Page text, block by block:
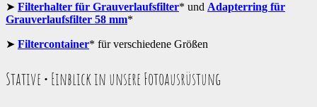
➤ Filterhalter für Grauverlaufsfilter* und Adapterring für
Grauverlaufsfilter 58 mm*
➤ Filtercontainer* für verschiedene Größen
Stative • Einblick in unsere Fotoausrüstung